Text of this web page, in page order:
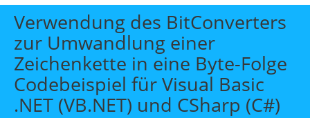
Start
Themen
Beratung
Individuelle Schulungen
Offene Seminare
Verwendung des BitConverters
zur Umwandlung einer
Zeichenkette in eine Byte-Folge
Codebeispiel für Visual Basic
.NET (VB.NET) und CSharp (C#)